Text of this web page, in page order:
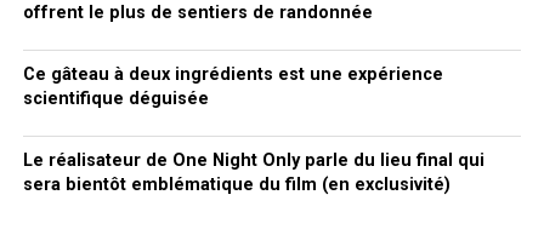
offrent le plus de sentiers de randonnée
Ce gâteau à deux ingrédients est une expérience
scientifique déguisée
Le réalisateur de One Night Only parle du lieu final qui
sera bientôt emblématique du film (en exclusivité)